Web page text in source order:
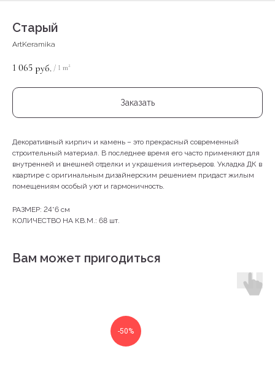
Старый
ArtKeramika
1 065 руб. / 1 m²
Заказать
Декоративный кирпич и камень – это прекрасный современный
строительный материал. В последнее время его часто применяют для
внутренней и внешней отделки и украшения интерьеров. Укладка ДК в
квартире с оригинальным дизайнерским решением придаст жилым
помещениям особый уют и гармоничность.
РАЗМЕР: 24*6 см
КОЛИЧЕСТВО НА КВ.М.: 68 шт.
Вам может пригодиться
-50%